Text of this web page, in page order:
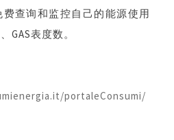
查询和监控自己的能源使用
GAS表度数。
portaleConsumi/